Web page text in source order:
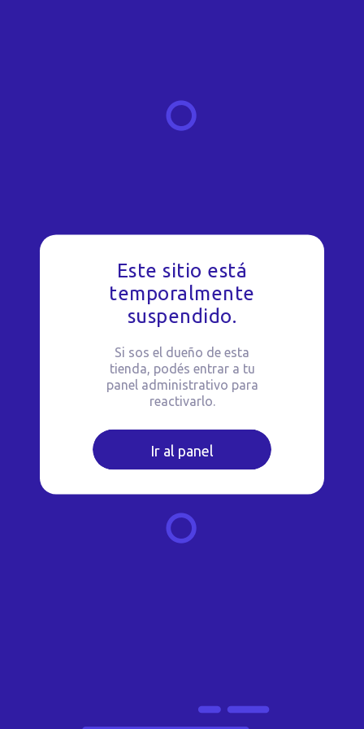
Este sitio está
temporalmente
suspendido.
Si sos el dueño de esta
tienda, podés entrar a tu
panel administrativo para
reactivarlo.
Ir al panel